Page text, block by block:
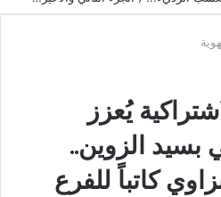
يُعزز
بسيد الزوين..
كاتباً للفرع